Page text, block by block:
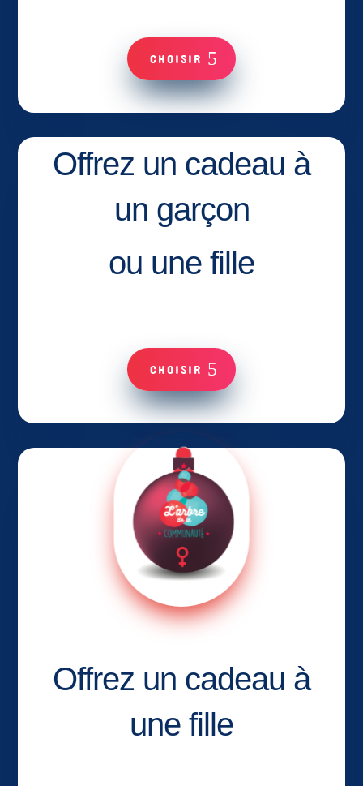
CHOISIR
Offrez un cadeau à
un garçon
ou une fille
CHOISIR
Offrez un cadeau à
une fille